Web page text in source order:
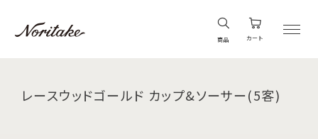
商品 カート
レースウッドゴールド カップ&ソーサー(5客)